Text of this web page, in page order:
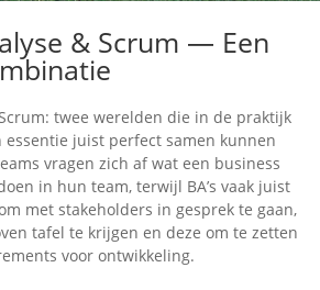
& Scrum — Een
twee werelden die in de praktijk
essentie juist perfect samen kunnen
vragen zich af wat een business
in hun team, terwijl BA’s vaak juist
met stakeholders in gesprek te gaan,
tafel te krijgen en deze om te zetten
voor ontwikkeling.